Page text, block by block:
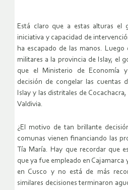
Está claro que a estas alturas el
iniciativa y capacidad de
ha escapado de las manos.
militares a la provincia de Islay, el
que el Ministerio de Economía
decisión de congelar las cuentas
Islay y las distritales de
Valdivia.
¿El motivo de tan brillante
comunas vienen financiando las
Tía María. Hay que recordar que
que ya fue empleado en Cajamarca
en Cusco y no está de más
similares decisiones terminaron